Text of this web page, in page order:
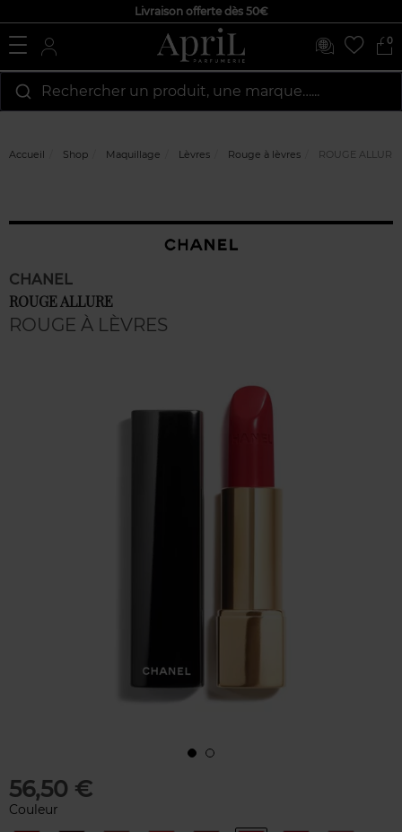
Livraison offerte dès 50€
0
Rechercher un produit, une marque…...
Accueil Shop Maquillage Lèvres Rouge à lèvres ROUGE ALLURE
CHANEL
ROUGE ALLURE
ROUGE À LÈVRES
56,50 €
Couleur